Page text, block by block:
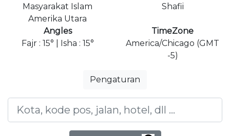
Masyarakat Islam
Amerika Utara
Shafii
Angles
Fajr : 15° | Isha : 15°
TimeZone
America/Chicago (GMT
-5)
Pengaturan